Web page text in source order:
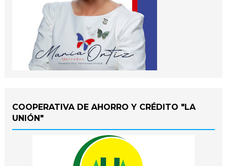
COOPERATIVA DE AHORRO Y CRÉDITO "LA
UNIÓN"